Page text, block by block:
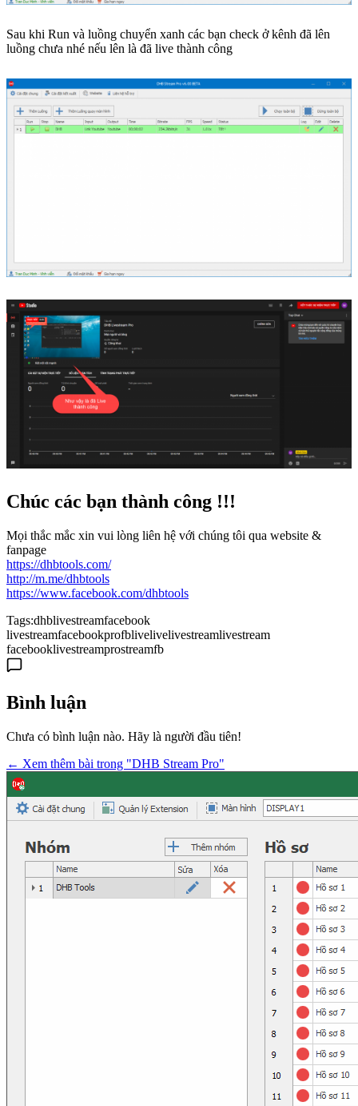
Sau khi Run và luồng chuyển xanh các bạn check ở kênh đã lên
luồng chưa nhé nếu lên là đã live thành công
Chúc các bạn thành công !!!
Mọi thắc mắc xin vui lòng liên hệ với chúng tôi qua website &
fanpage
https://dhbtools.com/
http://m.me/dhbtools
https://www.facebook.com/dhbtools
Tags:dhblivestreamfacebook
livestreamfacebookprofblivelivelivestreamlivestream
facebooklivestreamprostreamfb
Bình luận
Chưa có bình luận nào. Hãy là người đầu tiên!
← Xem thêm bài trong "DHB Stream Pro"